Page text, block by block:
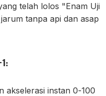
telah lolos "Enam Uji
tanpa api dan asap
akselerasi instan 0-100